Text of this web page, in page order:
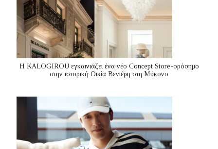
Η KALOGIROU εγκαινιάζει ένα νέο Concept Store-ορόσημο
στην ιστορική Οικία Βενιέρη στη Μύκονο